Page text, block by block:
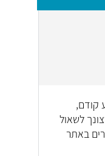
קודם,
לשאול
באתר